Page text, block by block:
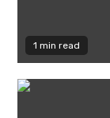
1 min read